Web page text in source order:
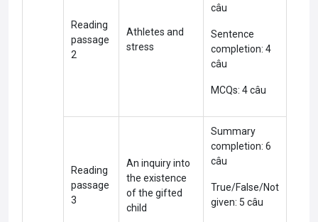
Reading
passage
2
Athletes and
stress
câu
Sentence
completion: 4
câu
MCQs: 4 câu
Reading
passage
3
An inquiry into
the existence
of the gifted
child
Summary
completion: 6
câu
True/False/Not
given: 5 câu